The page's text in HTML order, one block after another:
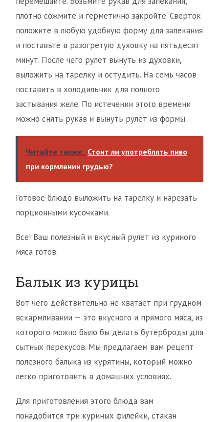
плотно сожмите и герметично закройте. Сверток
положите в любую удобную форму для запекания
и поставьте в разогретую духовку на пятьдесят
минут. После чего рулет вынуть из духовки,
выложить на тарелку и остудить. На семь часов
поставить в холодильник для полного
застывания желе. По истечении этого времени
можно снять рукав и вынуть рулет из формы.
Читайте также: Стоит ли употреблять пиво
при кормлении грудью?
Готовое блюдо выложить на тарелку и нарезать
порционными кусочками.
Все! Ваш полезный и вкусный рулет из куриного
мяса готов.
Балык из курицы
Вот чего действительно не хватает при грудном
вскармливании — это вкусного и прямого мяса, из
которого можно было бы делать бутерброды для
сытных перекусов. Мы предлагаем вам рецепт
полезного балыка из курятины, который можно
легко приготовить в домашних условиях.
Для приготовления этого блюда вам
понадобится три куриных филейки, стакан